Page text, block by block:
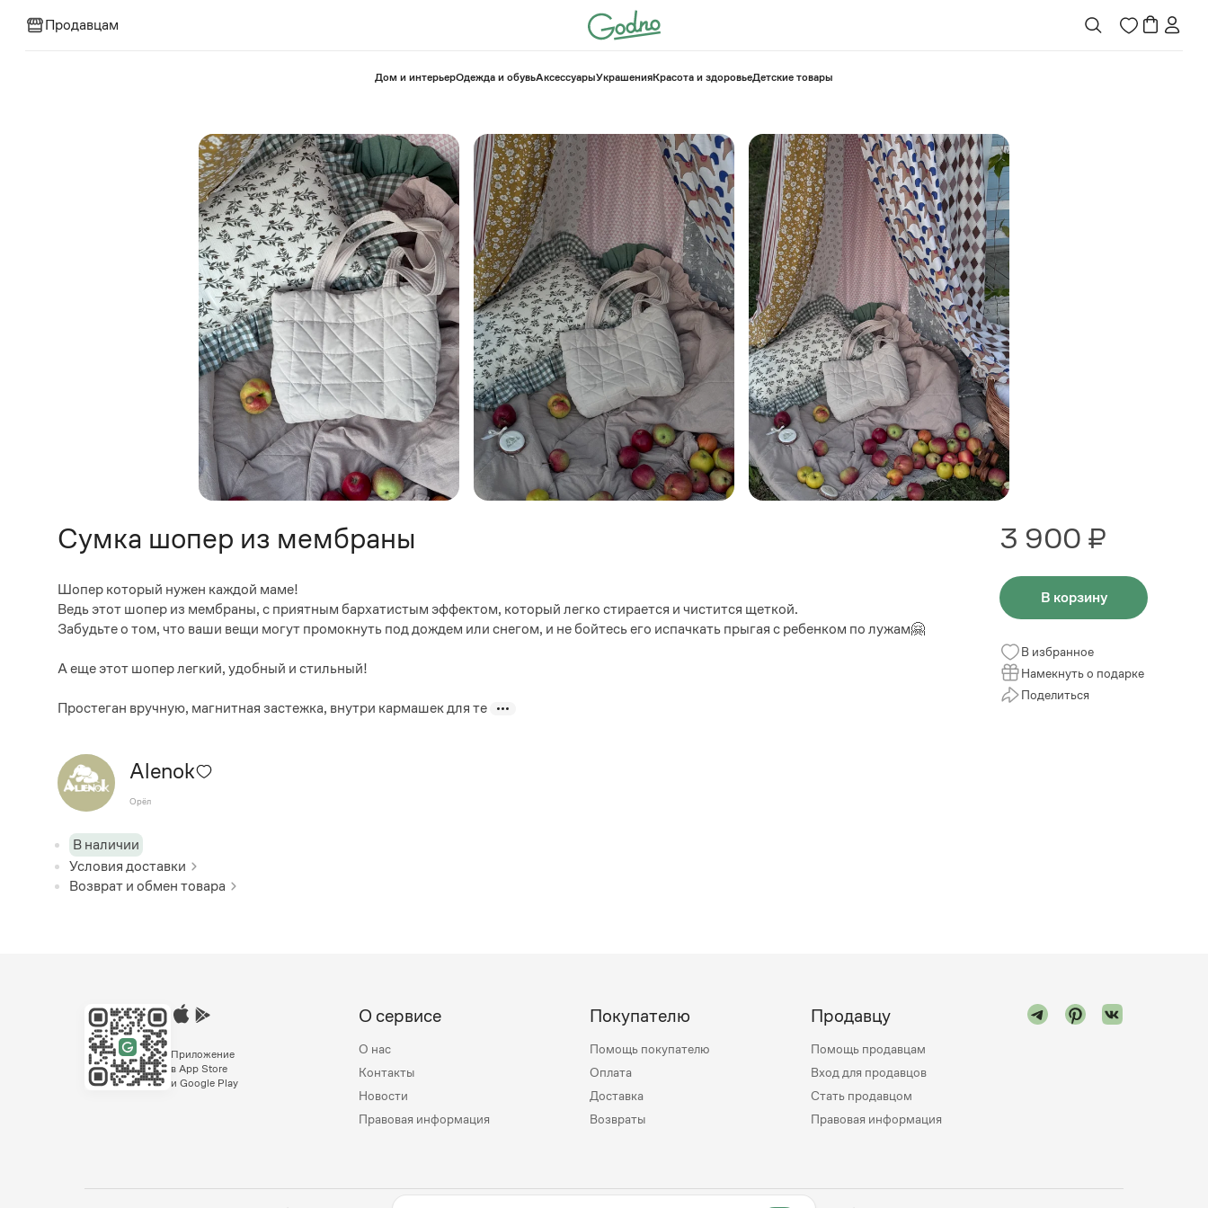
Продавцам
⁠Дом и интерьерОдежда и обувьАксессуарыУкрашенияКрасота и здоровье⁠Детские товары
Сумка шопер из мембраны
Шопер который нужен каждой маме!
Ведь этот шопер из мембраны, с приятным бархатистым эффектом, который легко стирается и чистится щеткой.
Забудьте о том, что ваши вещи могут промокнуть под дождем или снегом, и не бойтесь его испачкать прыгая с ребенком по лужам🤗
А еще этот шопер легкий, удобный и стильный!
Простеган вручную, магнитная застежка, внутри кармашек для те
Alenok
Орёл
В наличии
Условия доставки
Возврат и обмен товара
3 900 ₽
В корзину
В избранное
Намекнуть о подарке
Поделиться
Приложение
в App Store
и Google Play
О сервисе
О нас
Контакты
Новости
Правовая информация
Покупателю
Помощь покупателю
Оплата
Доставка
Возвраты
Продавцу
Помощь продавцам
Вход для продавцов
Стать продавцом
Правовая информация